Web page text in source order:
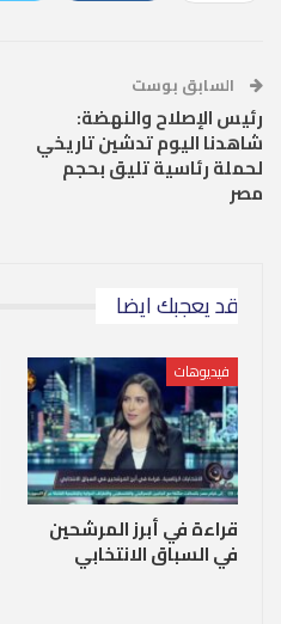
السابق بوست
رئيس الإصلاح والنهضة:
شاهدنا اليوم تدشين تاريخي
لحملة رئاسية تليق بحجم
مصر
قد يعجبك ايضا
فيديوهات
قراءة في أبرز المرشحين
في السباق الانتخابي